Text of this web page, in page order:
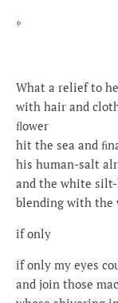
*
What a relief to
with hair and
ﬂower
hit the sea and
his human-salt
and the white
blending with the
if only
if only my eyes
and join those